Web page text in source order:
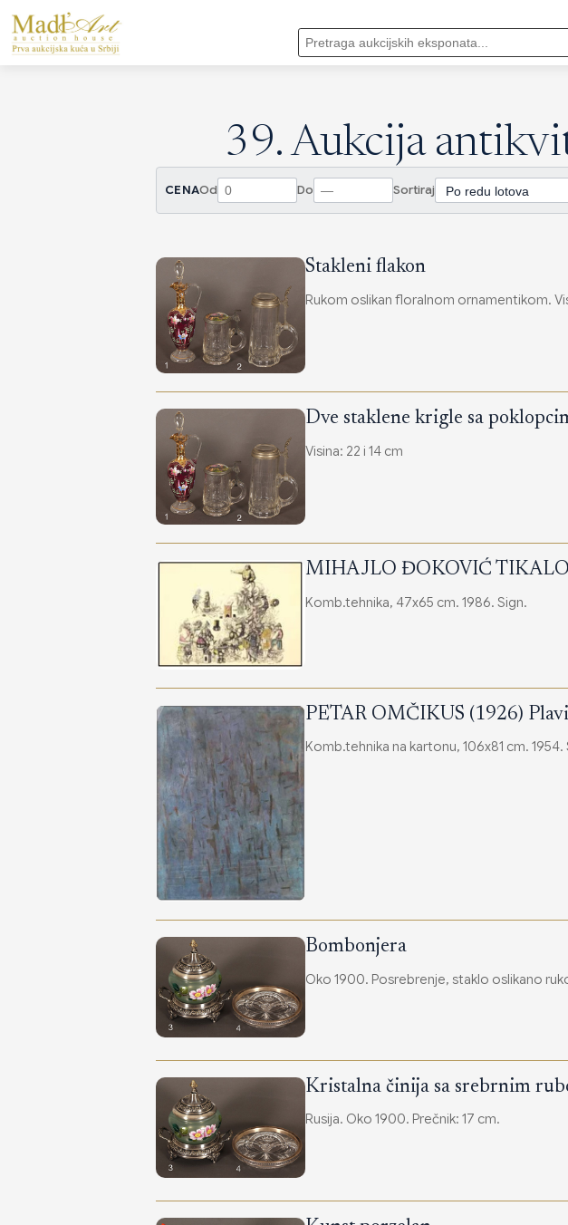
39. Aukcija
CENAOd Do Sortiraj
Stakleni flakon
Rukom oslikan floralnom ornamentikom.
Dve staklene krigle sa
Visina: 22 i 14 cm
MIHAJLO ĐOKOVIĆ TIKALO
Komb.tehnika, 47x65 cm. 1986. Sign.
PETAR OMČIKUS (1926)
Komb.tehnika na kartonu, 106x81 cm. 1954.
Bombonjera
Oko 1900. Posrebrenje, staklo oslikano
Kristalna činija sa srebrnim
Rusija. Oko 1900. Prečnik: 17 cm.